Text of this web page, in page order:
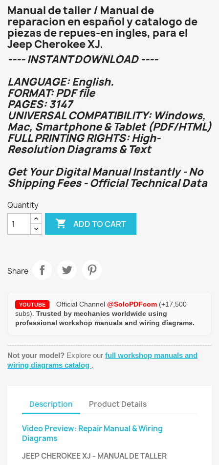
Manual de taller / Manual de
reparacion en español y catalogo de
piezas de repues-en ingles, para el
Jeep Cherokee XJ.
---- INSTANT DOWNLOAD ----
LANGUAGE: English.
FORMAT: PDF file
PAGES: 3147
UNIVERSAL COMPATIBILITY: Windows,
Mac, Smartphone & Tablet (PDF/HTML)
FULL PRINTING RIGHTS: High-
Resolution Diagrams & Text
Get Your Digital Manual Instantly - No
Shipping Fees - Official Technical Data
Quantity
 ADD TO CART
Share
YOUTUBE Official Channel @SoloPDFcom (+17,500
subs). Trusted by mechanics worldwide using
professional workshop manuals and wiring diagrams.
Not your model? Explore our full workshop manuals and
wiring diagrams catalog .
Description Product Details
Video Preview: Repair Manual & Wiring
Diagrams
JEEP CHEROKEE XJ - MANUAL DE TALLER